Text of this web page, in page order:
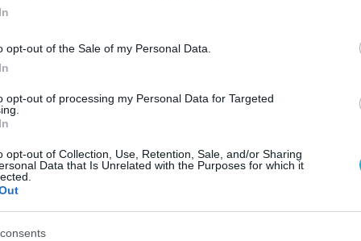
opt-out of the Sale of my Personal Data.
opt-out of processing my Personal Data for Targeted
opt-out of Collection, Use, Retention, Sale, and/or Sharing
Data that Is Unrelated with the Purposes for which it
λιανεμπορίου στη διαχείριση των
και στην αποτελεσματική διαχείριση των
λύση καλύπτει τις ανάγκες εταιριών που
εργαλεία, προσαρμοσμένα στο ταχύτατα
εξειδίκευση στους κλάδους: MiniMarkets,
Λιανικό Εμπόριο, Εστίαση, TakeAway, Delivery,
πλατφόρμα